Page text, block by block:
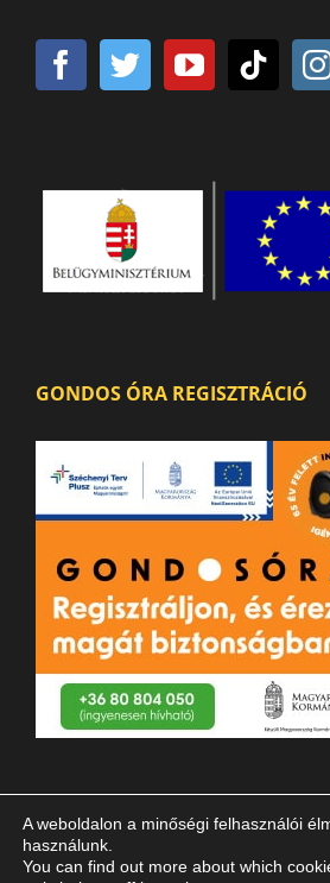
GONDOS ÓRA REGISZTRÁCIÓ
A weboldalon a minőségi felhasználói
használunk.
You can find out more about which